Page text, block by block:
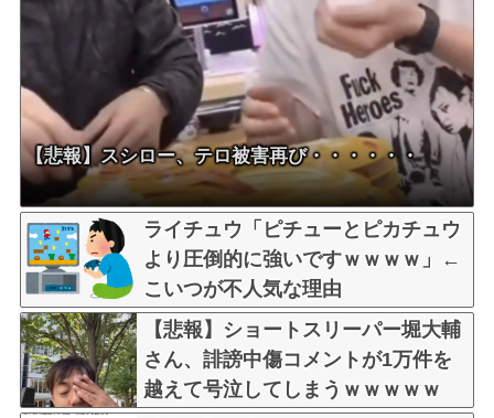
【悲報】スシロー、テロ被害再び・・・・・・
ライチュウ「ピチューとピカチュウ
より圧倒的に強いですｗｗｗｗ」←
こいつが不人気な理由
【悲報】ショートスリーパー堀大輔
さん、誹謗中傷コメントが1万件を
越えて号泣してしまうｗｗｗｗｗ